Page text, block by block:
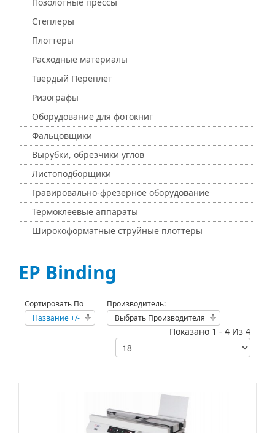
Степлеры
Плоттеры
Расходные материалы
Твердый Переплет
Ризографы
Оборудование для фотокниг
Фальцовщики
Вырубки, обрезчики углов
Листоподборщики
Гравировально-фрезерное оборудование
Термоклеевые аппараты
Широкоформатные струйные плоттеры
EP Binding
Сортировать По
Название +/-
Производитель:
Выбрать Производителя
Показано 1 - 4 Из 4